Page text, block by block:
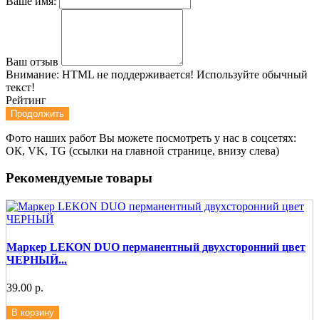
Ваш отзыв
Внимание: HTML не поддерживается! Используйте обычный
текст!
Рейтинг
Продолжить
Фото наших работ Вы можете посмотреть у нас в соцсетях:
ОК, VK, TG (ссылки на главной странице, внизу слева)
Рекомендуемые товары
Маркер LEKON DUO перманентный двухсторонний цвет
ЧЕРНЫЙ...
39.00 р.
В корзину